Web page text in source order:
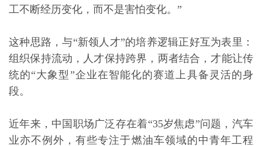
工不断经历变化，而不是害怕变化。”
这种思路，与“新领人才”的培养逻辑正好互为表里：
组织保持流动，人才保持跨界，两者结合，才能让传
统的“大象型”企业在智能化的赛道上具备灵活的身
段。
近年来，中国职场广泛存在着“35岁焦虑”问题，汽车
业亦不例外，有些专注于燃油车领域的中青年工程